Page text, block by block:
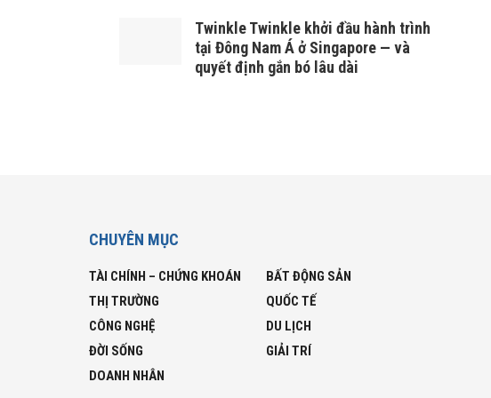
Twinkle Twinkle khởi đầu hành trình
tại Đông Nam Á ở Singapore — và
quyết định gắn bó lâu dài
CHUYÊN MỤC
TÀI CHÍNH – CHỨNG KHOÁN
BẤT ĐỘNG SẢN
THỊ TRƯỜNG
QUỐC TẾ
CÔNG NGHỆ
DU LỊCH
ĐỜI SỐNG
GIẢI TRÍ
DOANH NHÂN